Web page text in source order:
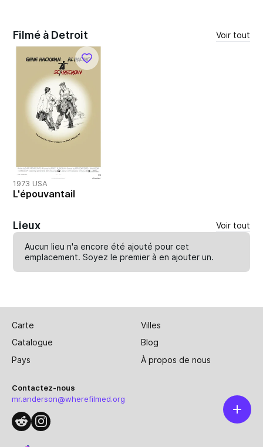
Filmé à Detroit Voir tout
1973 USA
L'épouvantail
Lieux Voir tout
Aucun lieu n'a encore été ajouté pour cet
emplacement. Soyez le premier à enajouter un.
Carte
Villes
Catalogue
Blog
Pays
À propos de nous
Contactez-nous
mr.anderson@wherefilmed.org